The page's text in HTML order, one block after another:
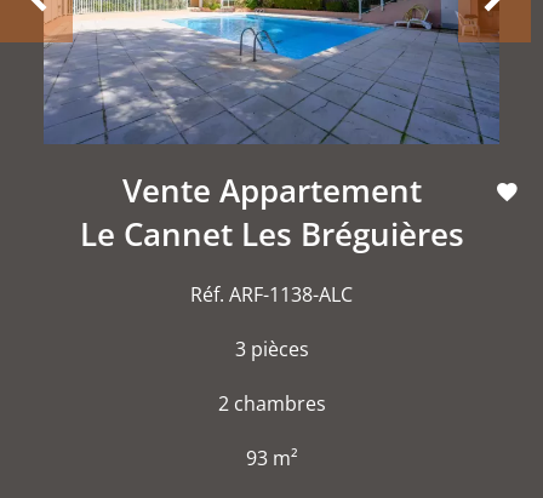
Vente Appartement
Le Cannet Les Bréguières
Réf. ARF-1138-ALC
3 pièces
2 chambres
93 m²